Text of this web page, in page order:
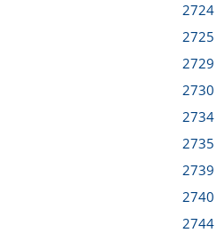
2724
2725
2729
2730
2734
2735
2739
2740
2744